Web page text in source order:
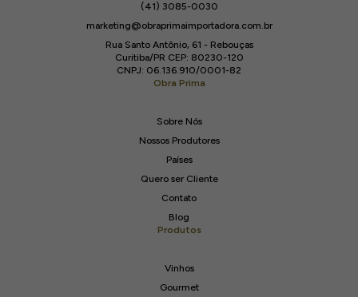
(41) 3085-0030
marketing@obraprimaimportadora.com.br
Rua Santo Antônio, 61 - Rebouças
Curitiba/PR CEP: 80230-120
CNPJ: 06.136.910/0001-82
Obra Prima
Sobre Nós
Nossos Produtores
Países
Quero ser Cliente
Contato
Blog
Produtos
Vinhos
Gourmet